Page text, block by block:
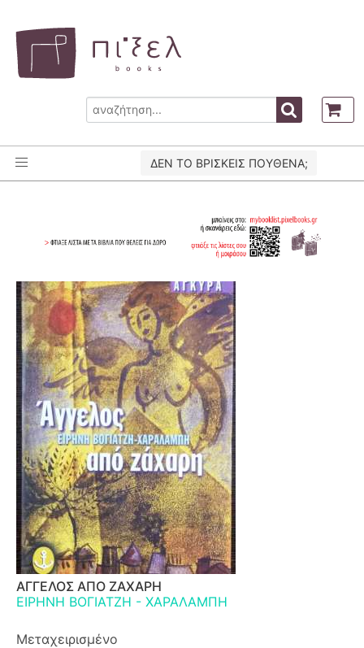
ΔΕΝ ΤΟ ΒΡΙΣΚΕΙΣ ΠΟΥΘΕΝΑ;
ΑΓΓΕΛΟΣ ΑΠΟ ΖΑΧΑΡΗ
ΕΙΡΗΝΗ ΒΟΓΙΑΤΖΗ - ΧΑΡΑΛΑΜΠΗ
Μεταχειρισμένο